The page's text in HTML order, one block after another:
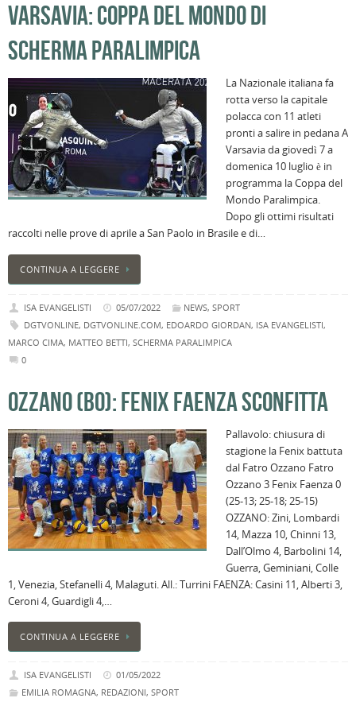
VARSAVIA: COPPA DEL MONDO DI
SCHERMA PARALIMPICA
La Nazionale italiana fa
rotta verso la capitale
polacca con 11 atleti
pronti a salire in pedana A
Varsavia da giovedì 7 a
domenica 10 luglio è in
programma la Coppa del
Mondo Paralimpica.
Dopo gli ottimi risultati
raccolti nelle prove di aprile a San Paolo in Brasile e di…
CONTINUA A LEGGERE
ISA EVANGELISTI 05/07/2022 NEWS, SPORT
DGTVONLINE, DGTVONLINE.COM, EDOARDO GIORDAN, ISA EVANGELISTI,
MARCO CIMA, MATTEO BETTI, SCHERMA PARALIMPICA
0
OZZANO (BO): FENIX FAENZA SCONFITTA
Pallavolo: chiusura di
stagione la Fenix battuta
dal Fatro Ozzano Fatro
Ozzano 3 Fenix Faenza 0
(25-13; 25-18; 25-15)
OZZANO: Zini, Lombardi
14, Mazza 10, Chinni 13,
Dall’Olmo 4, Barbolini 14,
Guerra, Geminiani, Colle
1, Venezia, Stefanelli 4, Malaguti. All.: Turrini FAENZA: Casini 11, Alberti 3,
Ceroni 4, Guardigli 4,…
CONTINUA A LEGGERE
ISA EVANGELISTI
01/05/2022
EMILIA ROMAGNA, REDAZIONI, SPORT